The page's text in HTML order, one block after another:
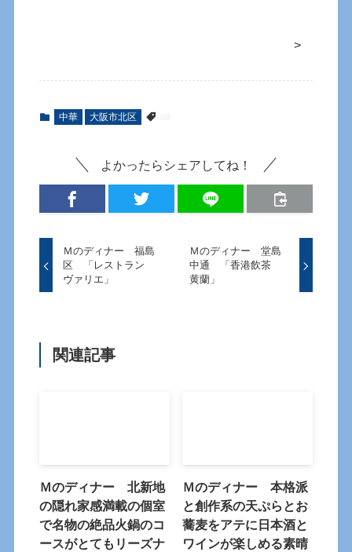
>
中華 大阪市北区
よかったらシェアしてね！
Ｍのディナー 福島
区 「レストラン
ヴァリエ」
Ｍのディナー 堂島
中通 「香港飲茶
黄蘭」
関連記事
Ｍのディナー 北新地
の隠れ家感満載の個室
で名物の絶品火鍋のコ
ースがとてもリーズナ
Ｍのディナー 本格派
と創作系の天ぷらとお
蕎麦をアテに日本酒と
ワインが楽しめる素晴